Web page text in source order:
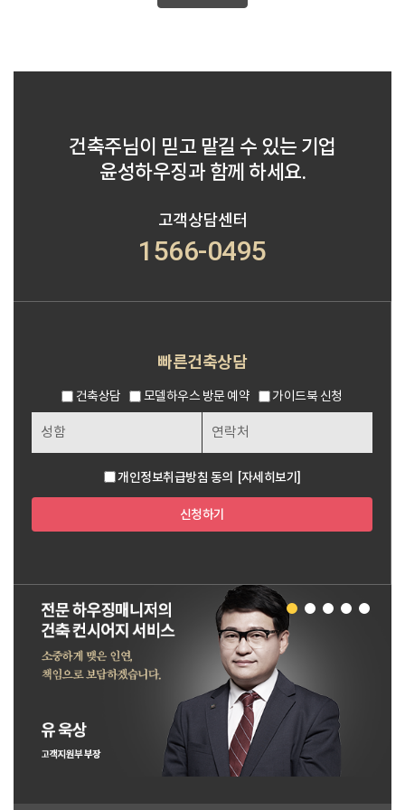
건축주님이 믿고 맡길 수 있는 기업
윤성하우징과 함께 하세요.
고객상담센터
1566-0495
빠른건축상담
건축상담 모델하우스 방문 예약 가이드북 신청
개인정보취급방침 동의 [자세히보기]
신청하기